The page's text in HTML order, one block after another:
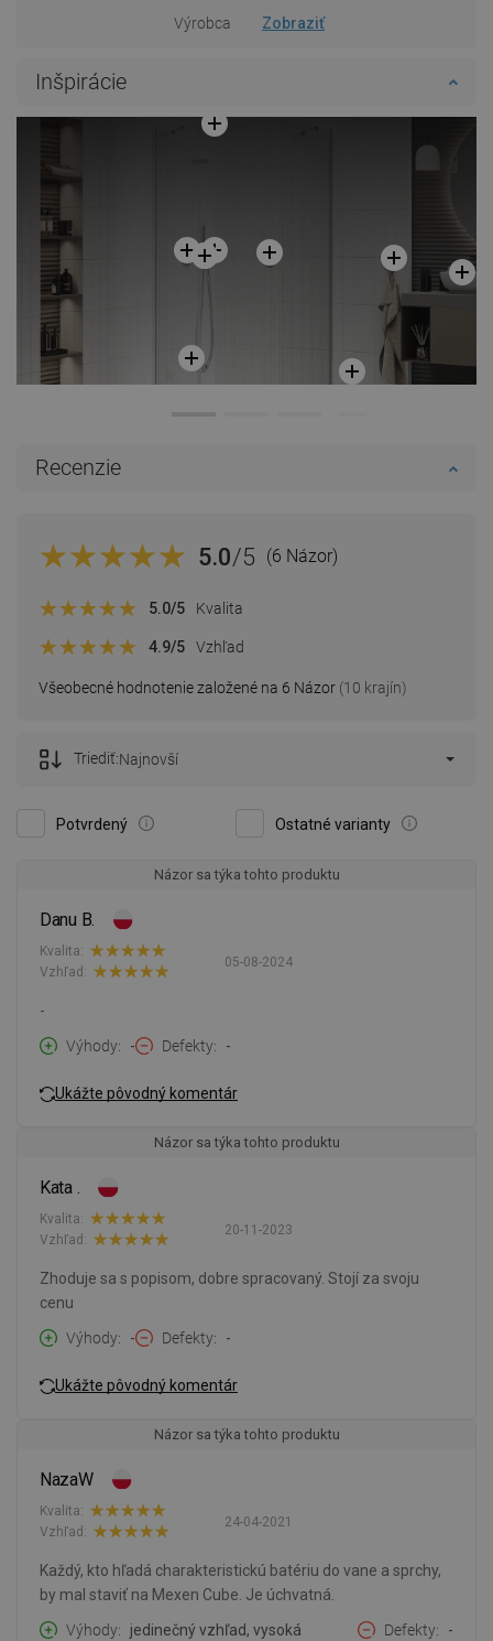
Výrobca Zobraziť
Inšpirácie
Recenzie
5.0/5 (6 Názor)
Všeobecné hodnotenie založené na 6 Názor (10 krajín)
5.0/5 Kvalita
4.9/5 Vzhľad
Potvrdený Ostatné varianty
Triediť:Najnovší
Názor sa týka tohto produktu
Danu B.
05-08-2024
Kvalita:
Vzhľad:
-
Výhody
- Defekty -
Ukážte pôvodný komentár
Názor sa týka tohto produktu
Kata .
20-11-2023
Kvalita:
Vzhľad:
Zhoduje sa s popisom, dobre spracovaný. Stojí za svoju
cenu
Výhody
- Defekty -
Ukážte pôvodný komentár
Názor sa týka tohto produktu
NazaW
24-04-2021
Kvalita:
Vzhľad:
Každý, kto hľadá charakteristickú batériu do vane a sprchy,
by mal staviť na Mexen Cube. Je úchvatná.
Výhody
jedinečný vzhľad, vysoká
Defekty -